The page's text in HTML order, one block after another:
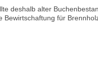
deshalb alter
Bewirtschaftung für